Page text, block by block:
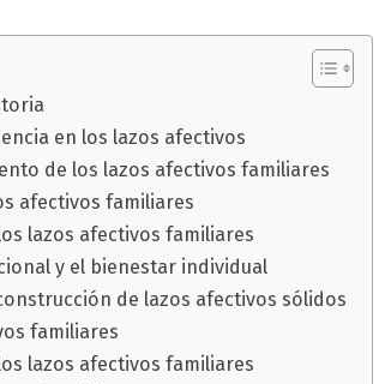
en los lazos afectivos
de los lazos afectivos familiares
afectivos familiares
lazos afectivos familiares
y el bienestar individual
de lazos afectivos sólidos
familiares
lazos afectivos familiares